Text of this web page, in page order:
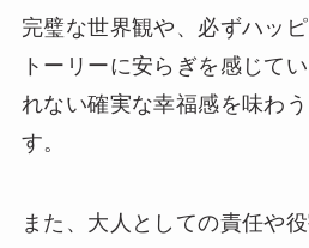
完璧な世界観や、必ずハッ
トーリーに安らぎを感じて
れない確実な幸福感を味わ
す。
また、大人としての責任や